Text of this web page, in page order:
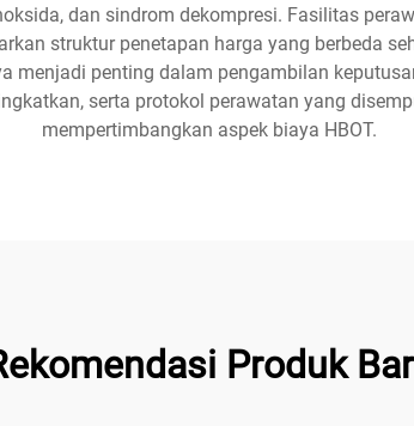
dan sindrom dekompresi. Fasilitas
struktur penetapan harga yang berbeda
menjadi penting dalam pengambilan
serta protokol perawatan yang
mempertimbangkan aspek biaya HBOT.
Produk